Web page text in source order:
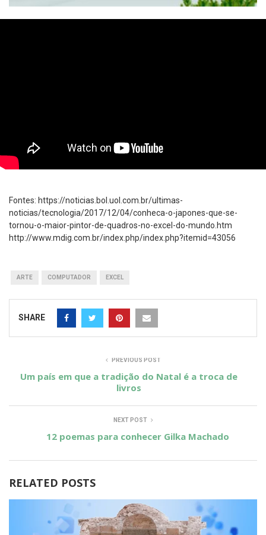
Fontes: https://noticias.bol.uol.com.br/ultimas-
noticias/tecnologia/2017/12/04/conheca-o-japones-que-se-
tornou-o-maior-pintor-de-quadros-no-excel-do-mundo.htm
http://www.mdig.com.br/index.php/index.php?itemid=43056
ARTE COMPUTADOR EXCEL
SHARE
PREVIOUS POST
Um país em que a tradição do Natal é a troca de
livros
NEXT POST
12 poemas para conhecer Gilka Machado
RELATED POSTS